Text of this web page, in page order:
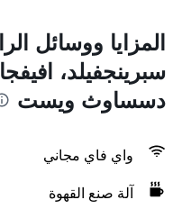
سبرينجفيلد،
دسساوث ويست
واي فاي مجاني
آلة صنع القهوة